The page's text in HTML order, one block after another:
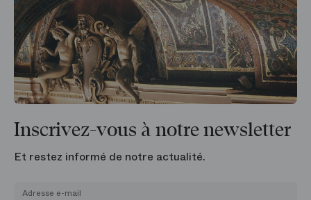
Inscrivez-vous à notre newsletter
Et restez informé de notre actualité.
Adresse e-mail